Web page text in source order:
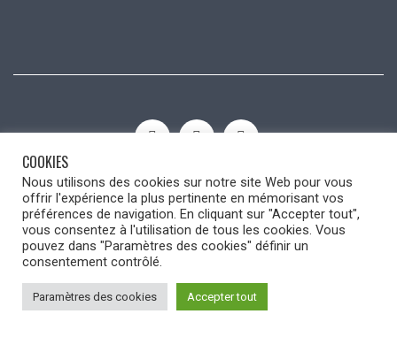
Dans ma Cuisine by Mélanie © 2022
COOKIES
Nous utilisons des cookies sur notre site Web pour vous
offrir l'expérience la plus pertinente en mémorisant vos
préférences de navigation. En cliquant sur "Accepter tout",
vous consentez à l'utilisation de tous les cookies. Vous
pouvez dans "Paramètres des cookies" définir un
consentement contrôlé.
Paramètres des cookies Accepter tout